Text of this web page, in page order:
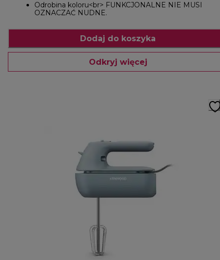
Odrobina koloru<br> FUNKCJONALNE NIE MUSI
OZNACZAĆ NUDNE.
Dodaj do koszyka
Odkryj więcej